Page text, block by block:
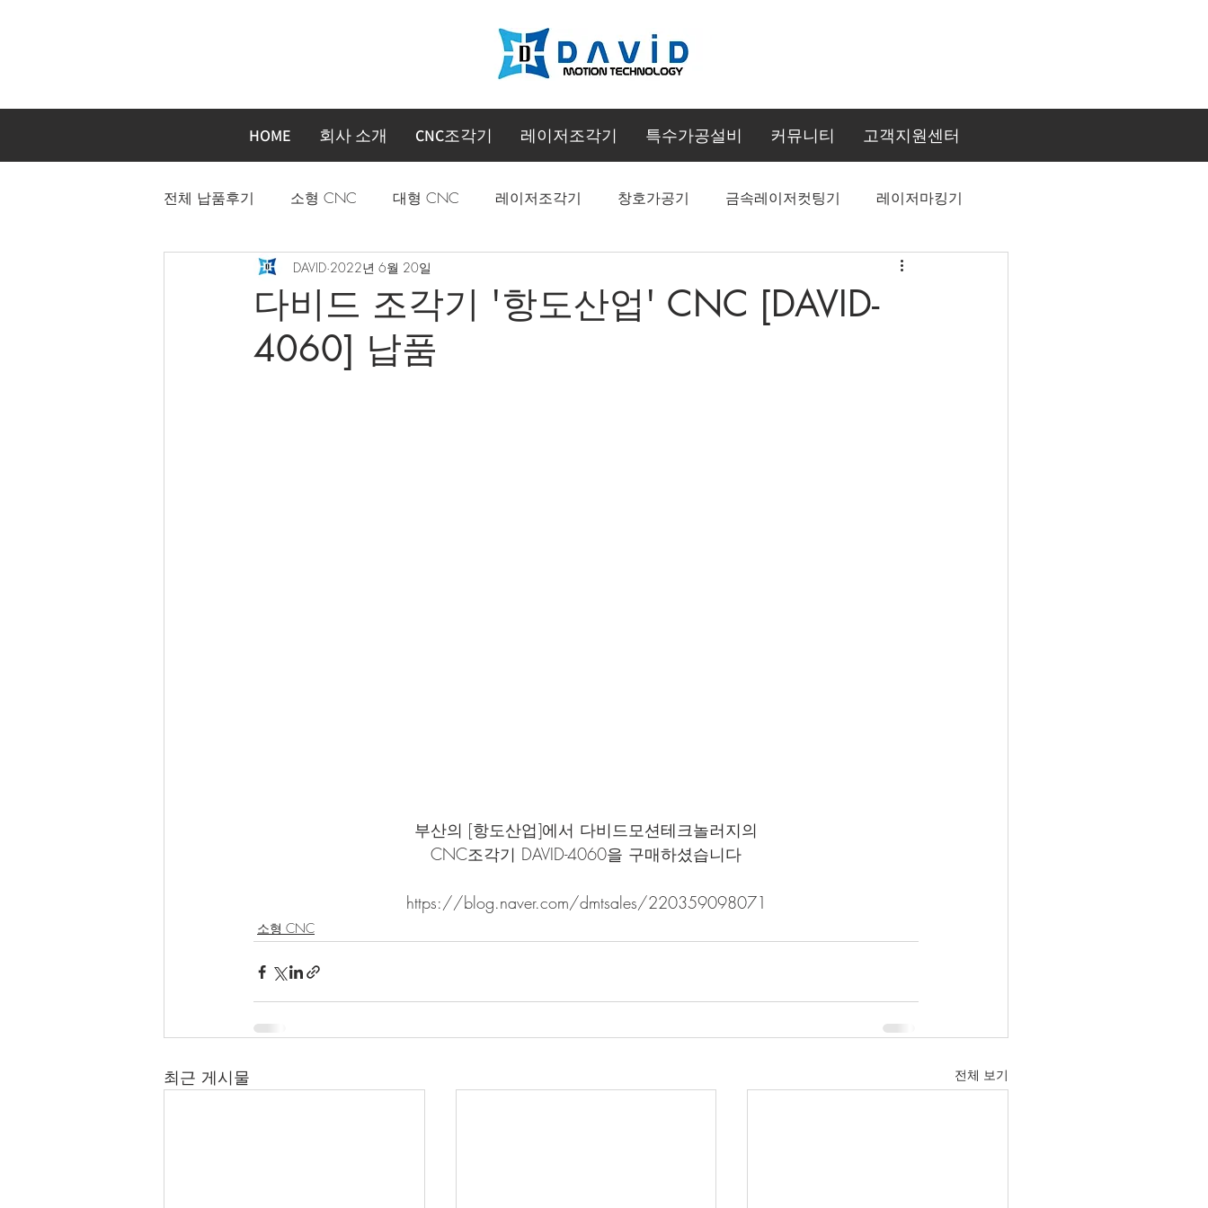
HOME 회사 소개 CNC조각기 레이저조각기 특수가공설비 커뮤니티 고객지원센터
전체 납품후기 소형 CNC 대형 CNC 레이저조각기 창호가공기 금속레이저컷팅기 레이저마킹기
자동화장비 주문제작기계 CNC 머시닝센터
다비드 조각기 '항도산업' CNC [DAVID-
4060] 납품
DAVID 2022년 6월 20일
부산의 [항도산업]에서 다비드모션테크놀러지의
CNC조각기 DAVID-4060을 구매하셨습니다
https://blog.naver.com/dmtsales/220359098071
소형 CNC
최근 게시물 전체 보기